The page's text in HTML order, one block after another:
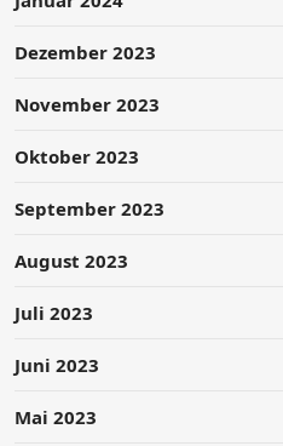
Dezember 2023
November 2023
Oktober 2023
September 2023
August 2023
Juli 2023
Juni 2023
Mai 2023